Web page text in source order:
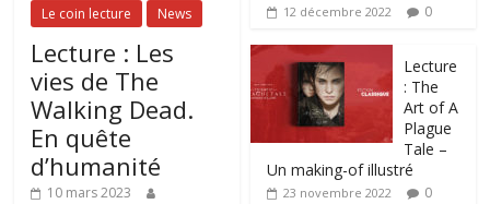
Le coin lecture News
Lecture : Les
vies de The
Walking Dead.
En quête
d’humanité
10 mars 2023
12 décembre 2022 0
Lecture
: The
Art of A
Plague
Tale –
Un making-of illustré
23 novembre 2022 0